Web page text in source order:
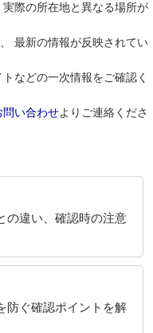
際の所在地と異なる場所が
最新の情報が反映されてい
などの一次情報をご確認く
問い合わせよりご連絡くださ
の違い、確認時の注意
防ぐ確認ポイントを解